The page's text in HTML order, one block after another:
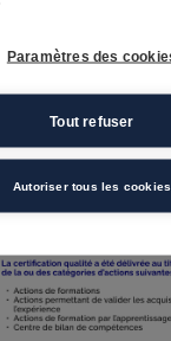
Paramètres des
Tout refuser
Autoriser tous les cookies